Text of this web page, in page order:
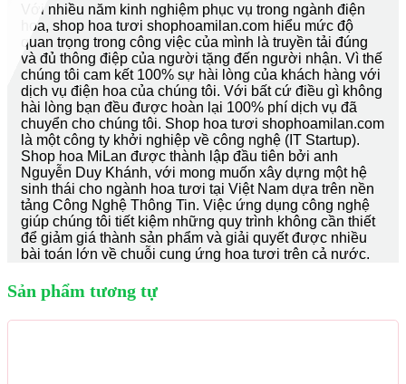
Với nhiều năm kinh nghiệm phục vụ trong ngành điện
hoa, shop hoa tươi shophoamilan.com hiểu mức độ
quan trọng trong công việc của mình là truyền tải đúng
và đủ thông điệp của người tặng đến người nhận. Vì thế
chúng tôi cam kết 100% sự hài lòng của khách hàng với
dịch vụ điện hoa của chúng tôi. Với bất cứ điều gì không
hài lòng bạn đều được hoàn lại 100% phí dịch vụ đã
chuyển cho chúng tôi. Shop hoa tươi shophoamilan.com
là một công ty khởi nghiệp về công nghệ (IT Startup).
Shop hoa MiLan được thành lập đầu tiên bởi anh
Nguyễn Duy Khánh, với mong muốn xây dựng một hệ
sinh thái cho ngành hoa tươi tại Việt Nam dựa trên nền
tảng Công Nghệ Thông Tin. Việc ứng dụng công nghệ
giúp chúng tôi tiết kiệm những quy trình không cần thiết
để giảm giá thành sản phẩm và giải quyết được nhiều
bài toán lớn về chuỗi cung ứng hoa tươi trên cả nước.
Sản phẩm tương tự